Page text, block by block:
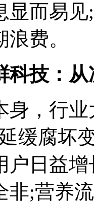
显而易
费。
科技：
身，行
缓腐坏
户日益
非;营养